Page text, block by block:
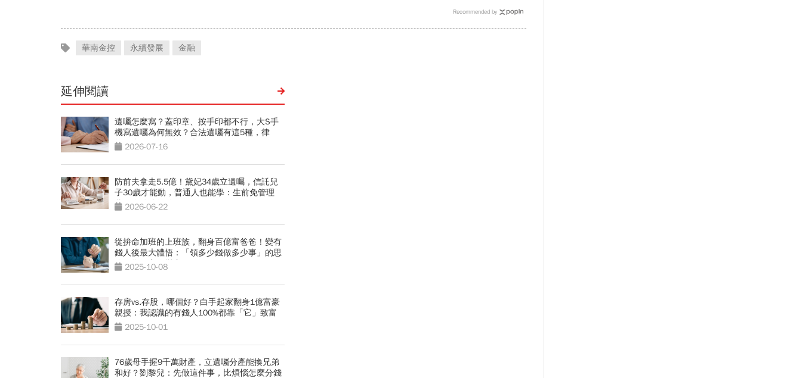
Recommended by
華南金控 永續發展 金融
延伸閱讀
遺囑怎麼寫？蓋印章、按手印都不行，大S手
機寫遺囑為何無效？合法遺囑有這5種，律
師：少一個要件視同廢紙
2026-07-16
防前夫拿走5.5億！黛妃34歲立遺囑，信託兒
子30歲才能動，普通人也能學：生前免管理
費，身後才啟動
2026-06-22
從拚命加班的上班族，翻身百億富爸爸！變有
錢人後最大體悟：「領多少錢做多少事」的思
維，為何害你變窮？
2025-10-08
存房vs.存股，哪個好？白手起家翻身1億富豪
親授：我認識的有錢人100%都靠「它」致富
2025-10-01
76歲母手握9千萬財產，立遺囑分產能換兄弟
和好？劉黎兒：先做這件事，比煩惱怎麼分錢